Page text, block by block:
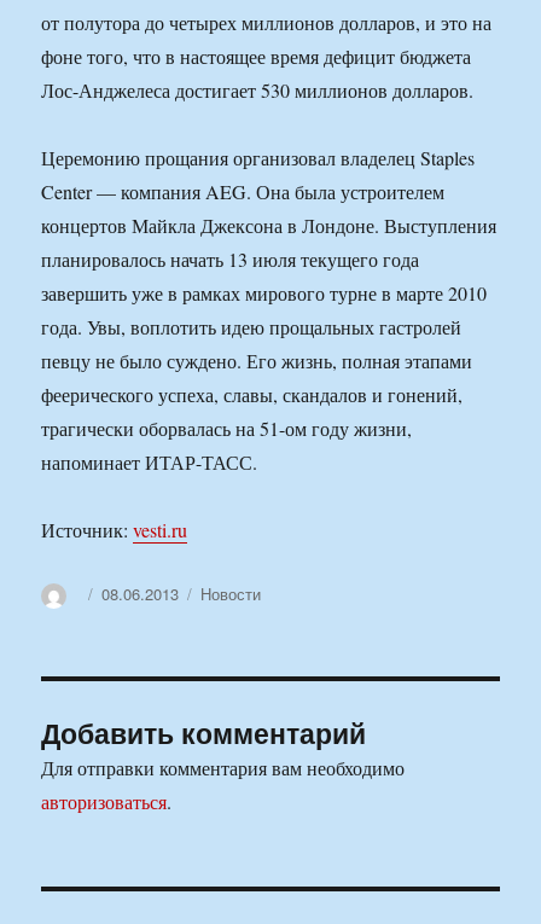
от полутора до четырех миллионов долларов, и это на
фоне того, что в настоящее время дефицит бюджета
Лос-Анджелеса достигает 530 миллионов долларов.
Церемонию прощания организовал владелец Staples
Center — компания AEG. Она была устроителем
концертов Майкла Джексона в Лондоне. Выступления
планировалось начать 13 июля текущего года
завершить уже в рамках мирового турне в марте 2010
года. Увы, воплотить идею прощальных гастролей
певцу не было суждено. Его жизнь, полная этапами
феерического успеха, славы, скандалов и гонений,
трагически оборвалась на 51-ом году жизни,
напоминает ИТАР-ТАСС.
Источник:vesti.ru
АвторОпубликовано
08.06.2013 Рубрики
Новости
Добавить комментарий
Для отправки комментария вам необходимо
авторизоваться.